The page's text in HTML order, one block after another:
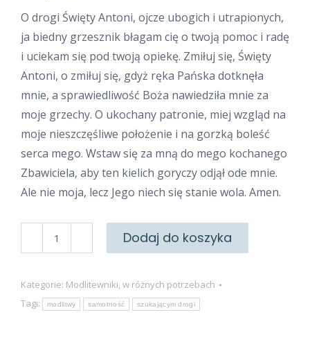
O drogi Święty Antoni, ojcze ubogich i utrapionych,
ja biedny grzesznik błagam cię o twoją pomoc i radę
i uciekam się pod twoją opiekę. Zmiłuj się, Święty
Antoni, o zmiłuj się, gdyż ręka Pańska dotknęła
mnie, a sprawiedliwość Boża nawiedziła mnie za
moje grzechy. O ukochany patronie, miej wzgląd na
moje nieszczęśliwe położenie i na gorzką boleść
serca mego. Wstaw się za mną do mego kochanego
Zbawiciela, aby ten kielich goryczy odjął ode mnie.
Ale nie moja, lecz Jego niech się stanie wola. Amen.
W
losu
Dodaj do koszyka
Kategorie: Modlitewniki, w różnych potrzebach
Tagi:
modlitwy samotność szukającym drogi